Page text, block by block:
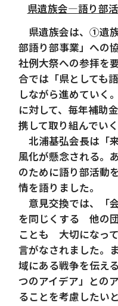
県遺族会―語り部
県遺族会は、①遺
部語り部事業」への
社例大祭への参拝を
合では「県としても
しながら進めていく
に対して、毎年補助
携して取り組んでい
北浦基弘会長は「
風化が懸念される。
のために語り部活動
情を語りました。
意見交換では、「
を同じくする 他の
ことも 大切になっ
言がなされました。
域にある戦争を伝え
つのアイデア」との
ることを考慮したい